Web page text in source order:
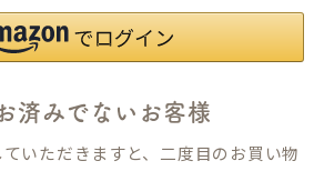
済みでないお客様
いただきますと、二度目のお買い物